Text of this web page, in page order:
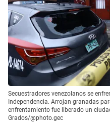
Secuestradores venezolanos se
Independencia. Arrojan granadas
enfrentamiento fue liberado un
Grados/@photo.gec